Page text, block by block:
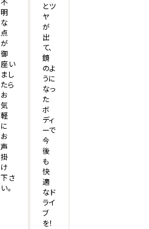
明
な
点
が
御
座い
まし
たら
お
気
軽
に
お
声
掛
け
下さ
い。
とツ
ヤ
が
出
て、
鏡
のよ
うに
なっ
た
ボ
ディ
ーで
今
後
も
快
適
なド
ライ
ブ
を！